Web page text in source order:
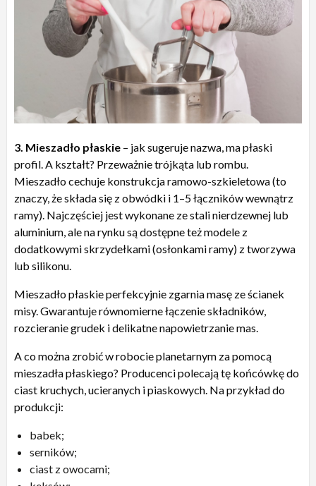
3. Mieszadło płaskie – jak sugeruje nazwa, ma płaski
profil. A kształt? Przeważnie trójkąta lub rombu.
Mieszadło cechuje konstrukcja ramowo-szkieletowa (to
znaczy, że składa się z obwódki i 1–5 łączników wewnątrz
ramy). Najczęściej jest wykonane ze stali nierdzewnej lub
aluminium, ale na rynku są dostępne też modele z
dodatkowymi skrzydełkami (osłonkami ramy) z tworzywa
lub silikonu.
Mieszadło płaskie perfekcyjnie zgarnia masę ze ścianek
misy. Gwarantuje równomierne łączenie składników,
rozcieranie grudek i delikatne napowietrzanie mas.
A co można zrobić w robocie planetarnym za pomocą
mieszadła płaskiego? Producenci polecają tę końcówkę do
ciast kruchych, ucieranych i piaskowych. Na przykład do
produkcji:
babek;
serników;
ciast z owocami;